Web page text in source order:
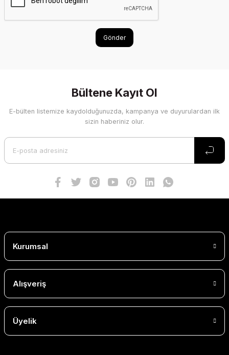
Gönder
Bültene Kayıt Ol
E-bülten listemize kaydolduğunuzda, kampanya ve duyurulardan ilk
sizin haberiniz olur.
Kurumsal
Alışveriş
Üyelik